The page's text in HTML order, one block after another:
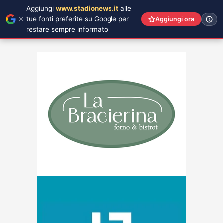
Aggiungi www.stadionews.it alle
tue fonti preferite su Google per
restare sempre informato
Aggiungi ora